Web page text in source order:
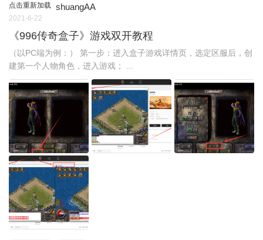
点击重新加载 shuangAA
2021-6-22
《996传奇盒子》游戏双开教程
（以PC端为例：） 第一步：进入盒子游戏详情页，选定区服后，创
建第一个人物角色，进入游戏； ...